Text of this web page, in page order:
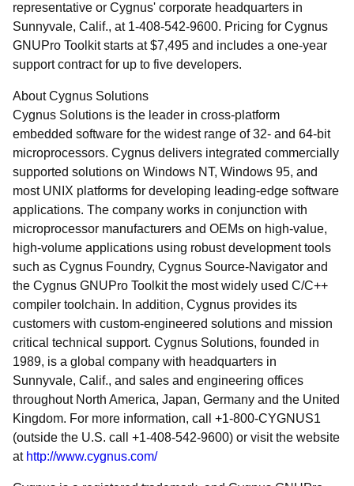
representative or Cygnus' corporate headquarters in
Sunnyvale, Calif., at 1-408-542-9600. Pricing for Cygnus
GNUPro Toolkit starts at $7,495 and includes a one-year
support contract for up to five developers.
About Cygnus Solutions
Cygnus Solutions is the leader in cross-platform
embedded software for the widest range of 32- and 64-bit
microprocessors. Cygnus delivers integrated commercially
supported solutions on Windows NT, Windows 95, and
most UNIX platforms for developing leading-edge software
applications. The company works in conjunction with
microprocessor manufacturers and OEMs on high-value,
high-volume applications using robust development tools
such as Cygnus Foundry, Cygnus Source-Navigator and
the Cygnus GNUPro Toolkit the most widely used C/C++
compiler toolchain. In addition, Cygnus provides its
customers with custom-engineered solutions and mission
critical technical support. Cygnus Solutions, founded in
1989, is a global company with headquarters in
Sunnyvale, Calif., and sales and engineering offices
throughout North America, Japan, Germany and the United
Kingdom. For more information, call +1-800-CYGNUS1
(outside the U.S. call +1-408-542-9600) or visit the website
at http://www.cygnus.com/